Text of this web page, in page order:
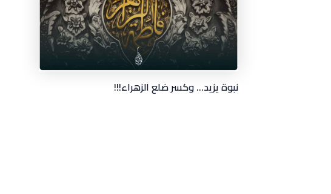
نبوة يزيد… وكسر ضلع الزهراء!!!